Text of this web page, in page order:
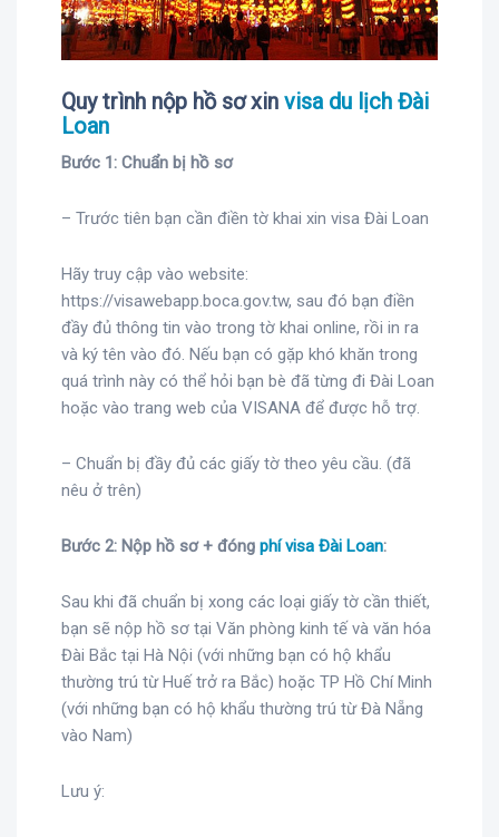
Quy trình nộp hồ sơ xin visa du lịch Đài
Loan
Bước 1: Chuẩn bị hồ sơ
– Trước tiên bạn cần điền tờ khai xin visa Đài Loan
Hãy truy cập vào website:
https://visawebapp.boca.gov.tw, sau đó bạn điền
đầy đủ thông tin vào trong tờ khai online, rồi in ra
và ký tên vào đó. Nếu bạn có gặp khó khăn trong
quá trình này có thể hỏi bạn bè đã từng đi Đài Loan
hoặc vào trang web của VISANA để được hỗ trợ.
– Chuẩn bị đầy đủ các giấy tờ theo yêu cầu. (đã
nêu ở trên)
Bước 2: Nộp hồ sơ + đóng phí visa Đài Loan:
Sau khi đã chuẩn bị xong các loại giấy tờ cần thiết,
bạn sẽ nộp hồ sơ tại Văn phòng kinh tế và văn hóa
Đài Bắc tại Hà Nội (với những bạn có hộ khẩu
thường trú từ Huế trở ra Bắc) hoặc TP Hồ Chí Minh
(với những bạn có hộ khẩu thường trú từ Đà Nẵng
vào Nam)
Lưu ý: